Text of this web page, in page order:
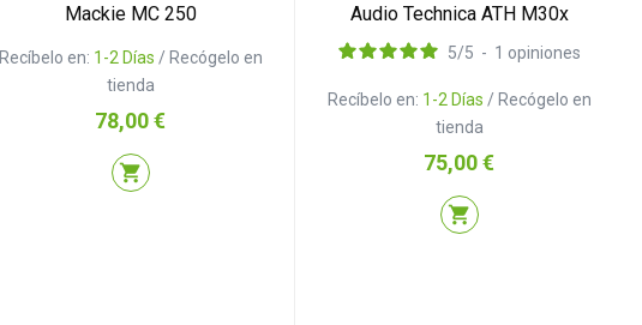
Mackie MC 250
Recíbelo en: 1-2 Días / Recógelo en
tienda
Precio
78,00 €
shopping_cart
Audio Technica ATH M30x
Recíbelo en: 1-2 Días / Recógelo en
tienda
5/5 - 1 opiniones
Precio
75,00 €
shopping_cart